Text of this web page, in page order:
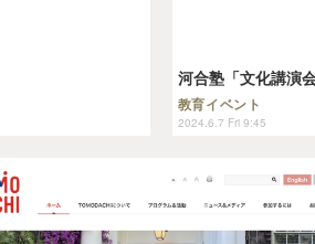
河合塾「文化講演
教育イベント
2024.6.7 Fri 9:45